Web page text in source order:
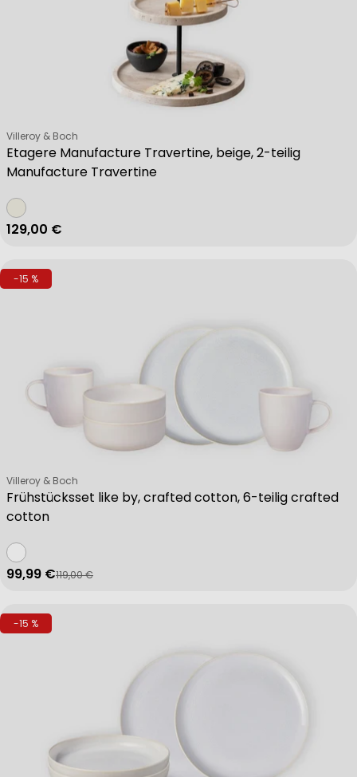
Etagere Manufacture Travertine, beige, 2-teilig
Manufacture Travertine
Verkäufer:
Villeroy & Boch
Regulärer Preis
129,00 €
-15 %
Frühstücksset like by, crafted cotton, 6-teilig crafted
cotton
Verkäufer:
Villeroy & Boch
Verkaufspreis
99,99 €
Regulärer Preis
119,00 €
-15 %